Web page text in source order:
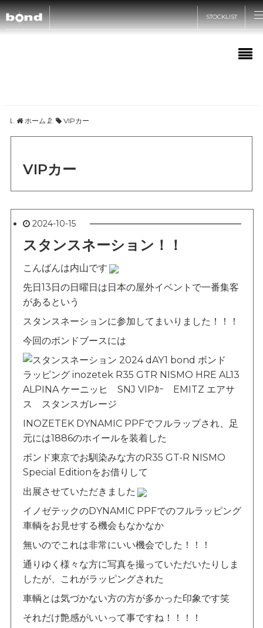
STOCKLIST
国内納車費用
カスタマイズメニュー
bond yahoo! ショッピング
SHOP
bond SAKAWA
bond OMIYA
bond TOKYO
bond KATSUSHIKA
bond OSAKA
bond MINI
bond Body
bond Body QUICK SERVICE
bond Wrap･Polish
bond GLASS
bond Beijing
bond Germany
キャンペーン情報
サステナビリティ
会社概要
古物営業法に基づく表示
RECRUIT
ホーム / VIPカー
VIPカー
2024-10-15
スタンスネーション！！
こんばんは内山です
先日13日の日曜日は日本の屋外イベントで一番集客
があるという
スタンスネーションに参加してまいりました！！！
今回のボンドブースには
INOZETEK DYNAMIC PPFでフルラップされ、足
元には1886のホイールを装着した
ボンド東京でお馴染みな方のR35 GT-R NISMO
Special Editionをお借りして
出展させていただきました
イノゼテックのDYNAMIC PPFでのフルラッピング
車輌をお見せする機会もなかなか
無いのでこれは非常にいい機会でした！！！
通りゆく様々な方に写真を撮っていただいたりしま
したが、これがラッピングされた
車輌とは気づかない方の方が多かった印象です笑
それだけ艶感がいいって事ですね！！！！